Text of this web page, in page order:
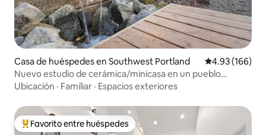
Casa de huéspedes en Southwest Portland Calificación
4.93 (166)
Nuevo estudio de cerámica/minicasa en un pueblo
precioso
Ubicación · Familiar · Espacios exteriores
De los mejores en Favorito entre huéspedes
Favorito entre huéspedes